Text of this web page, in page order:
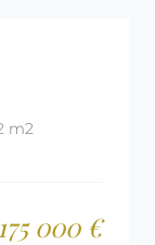
m2
175 000 €